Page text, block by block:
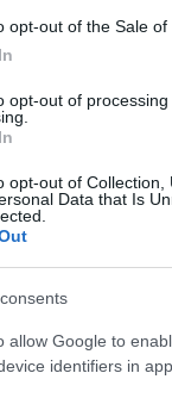
opt-out of the Sale of
opt-out of
opt-out of
Data that Is
allow Google to
identifiers in
του ποσού
για να
τελών ή η